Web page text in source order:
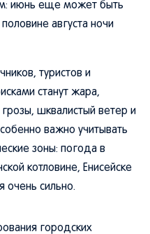
июнь еще может быть
августа ночи
туристов и
станут жара,
шквалистый ветер и
важно учитывать
зоны: погода в
котловине, Енисейске
очень сильно.
городских